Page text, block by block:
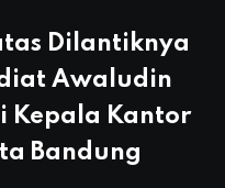
Dilantiknya
Awaludin
Kepala Kantor
Bandung